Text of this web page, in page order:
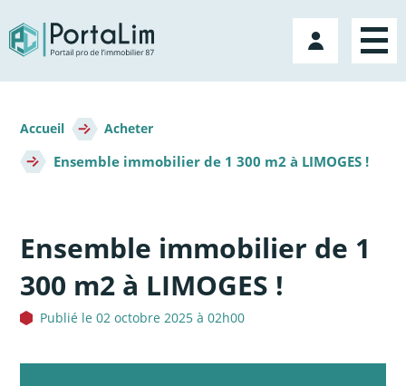
directement
au
contenu
Mon
compte
d'Ariane
Accueil Acheter
Ensemble immobilier de 1 300 m2 à LIMOGES !
Ensemble immobilier de 1
300 m2 à LIMOGES !
Publié le 02 octobre 2025 à 02h00